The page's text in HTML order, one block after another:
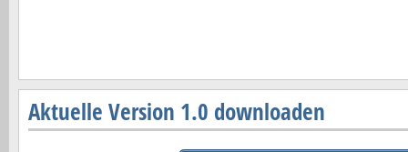
Aktuelle Version 1.0 downloaden